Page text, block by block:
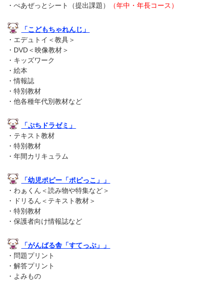
・ぺあぜっとシート（提出課題）
（年中・年長コース）
「こどもちゃれんじ」
・エデュトイ＜教具＞
・DVD＜映像教材＞
・キッズワーク
・絵本
・情報誌
・特別教材
・他各種年代別教材など
「ぷちドラゼミ」
・テキスト教材
・特別教材
・年間カリキュラム
「幼児ポピー「ポピっこ」」
・わぁくん＜読み物や特集など＞
・ドリるん＜テキスト教材＞
・特別教材
・保護者向け情報誌など
「がんばる舎「すてっぷ」」
・問題プリント
・解答プリント
・よみもの